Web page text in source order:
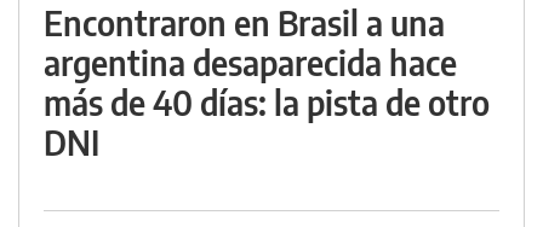
Encontraron en Brasil a una
argentina desaparecida hace
más de 40 días: la pista de otro
DNI